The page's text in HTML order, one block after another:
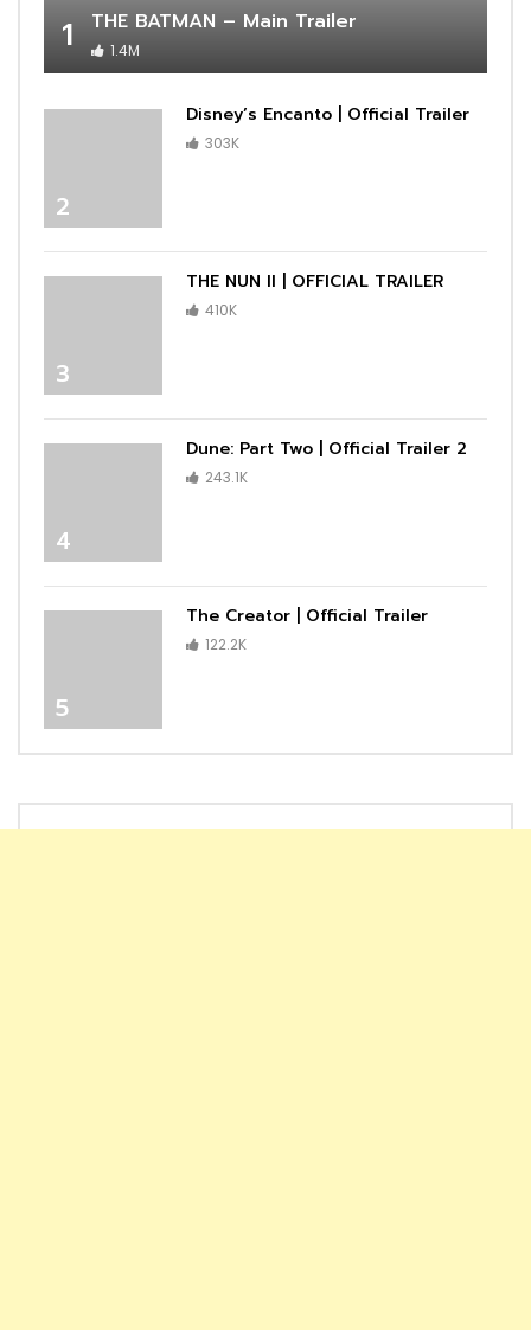
1 THE BATMAN – Main Trailer
1.4M
2
Disney’s Encanto | Official Trailer
303K
3
THE NUN II | OFFICIAL TRAILER
410K
4
Dune: Part Two | Official Trailer 2
243.1K
5
The Creator | Official Trailer
122.2K